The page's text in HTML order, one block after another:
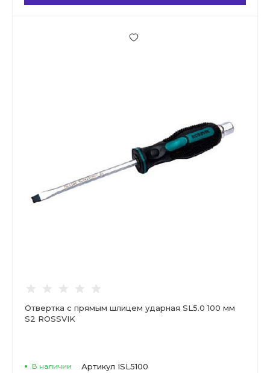
Отвертка с прямым шлицем ударная SL5.0 100 мм
S2 ROSSVIK
В наличии Артикул ISL5100